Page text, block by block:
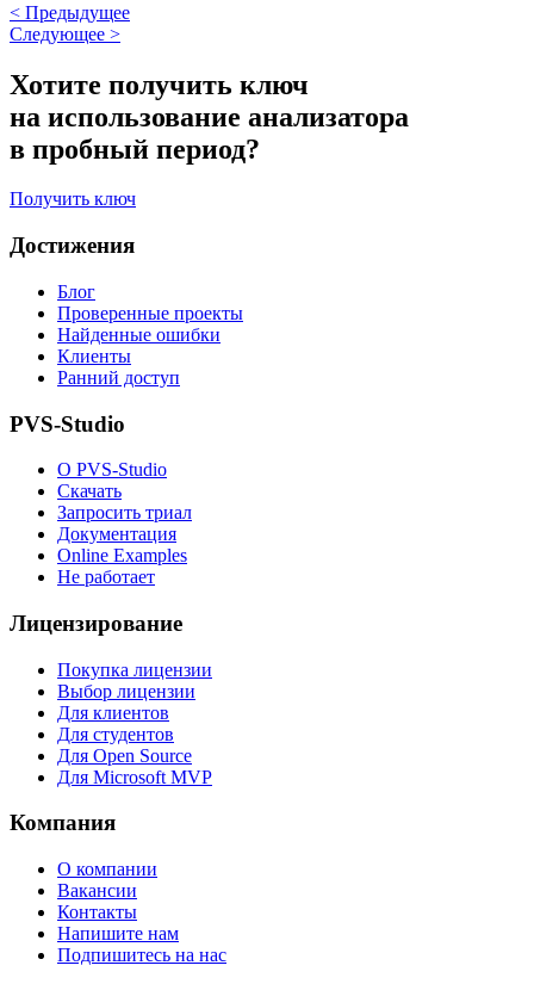
< Предыдущее
Следующее >
Хотите получить ключ
на использование анализатора
в пробный период?
Получить ключ
Достижения
Блог
Проверенные проекты
Найденные ошибки
Клиенты
Ранний доступ
PVS-Studio
О PVS-Studio
Скачать
Запросить триал
Документация
Online Examples
Не работает
Лицензирование
Покупка лицензии
Выбор лицензии
Для клиентов
Для студентов
Для Open Source
Для Microsoft MVP
Компания
О компании
Вакансии
Контакты
Напишите нам
Подпишитесь на нас